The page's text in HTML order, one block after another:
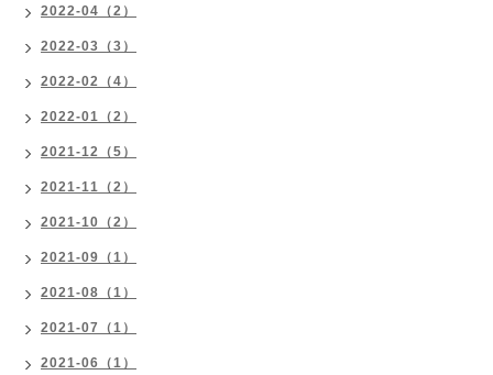
2022-04（2）
2022-03（3）
2022-02（4）
2022-01（2）
2021-12（5）
2021-11（2）
2021-10（2）
2021-09（1）
2021-08（1）
2021-07（1）
2021-06（1）